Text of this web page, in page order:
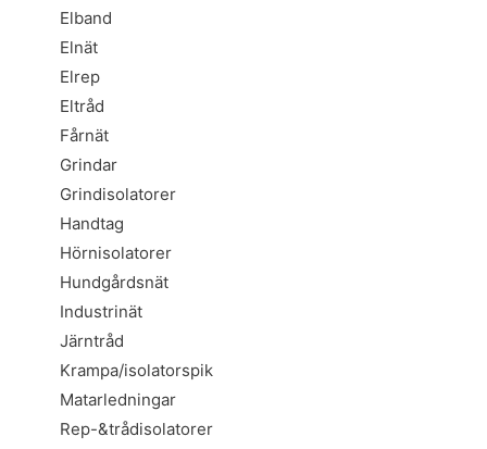
Elband
Elnät
Elrep
Eltråd
Fårnät
Grindar
Grindisolatorer
Handtag
Hörnisolatorer
Hundgårdsnät
Industrinät
Järntråd
Krampa/isolatorspik
Matarledningar
Rep-&trådisolatorer